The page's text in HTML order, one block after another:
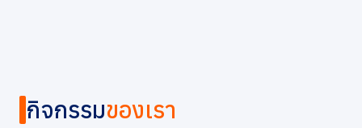
กิจกรรมของเรา